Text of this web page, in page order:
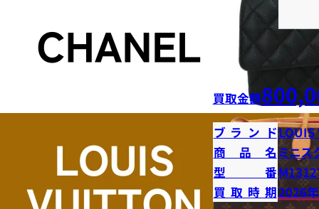
買取金額
ブランドLOUIS
商品名 ミニス
型番
買取時期2026